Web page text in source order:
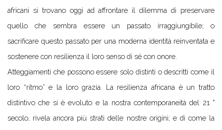
africani si trovano oggi ad affrontare il dilemma di preservare
quello che sembra essere un passato irraggiungibile; o
sacrificare questo passato per una moderna identità reinventata e
sostenere con resilienza il loro senso di sé con onore.
Atteggiamenti che possono essere solo distinti o descritti come il
loro “ritmo” e la loro grazia. La resilienza africana è un tratto
distintivo che si è evoluto e la nostra contemporaneità del 21 °
secolo, rivela ancora più strati delle nostre origini; e di come la